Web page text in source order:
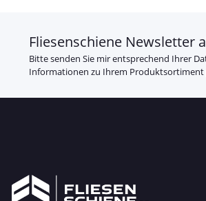
Fliesenschiene Newsletter
Bitte senden Sie mir entsprechend Ihrer
Informationen zu Ihrem Produktsortiment